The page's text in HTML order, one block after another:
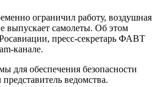
ограничил работу, воздушная
выпускает самолеты. Об этом
пресс-секретарь ФАВТ
канале.
для обеспечения безопасности
ведомства.